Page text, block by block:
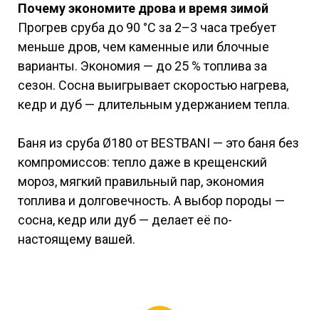
Почему экономите дрова и время зимой
Прогрев сруба до 90 °C за 2–3 часа требует
меньше дров, чем каменные или блочные
варианты. Экономия — до 25 % топлива за
сезон. Сосна выигрывает скоростью нагрева,
кедр и дуб — длительным удержанием тепла.
Баня из сруба Ø180 от BESTBANI — это баня без
компромиссов: тепло даже в крещенский
мороз, мягкий правильный пар, экономия
топлива и долговечность. А выбор породы —
сосна, кедр или дуб — делает её по-
настоящему вашей.